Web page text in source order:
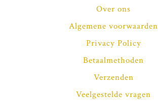
Over ons
Algemene voorwaarden
Privacy Policy
Betaalmethoden
Verzenden
Veelgestelde vragen